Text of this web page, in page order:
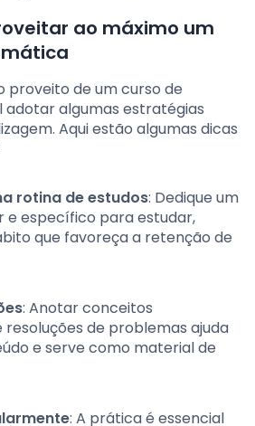
ao máximo um
proveito de um curso de
algumas estratégias
Aqui estão algumas dicas
rotina de estudos: Dedique um
e específico para estudar,
que favoreça a retenção de
: Anotar conceitos
de problemas ajuda
e serve como material de
: A prática é essencial